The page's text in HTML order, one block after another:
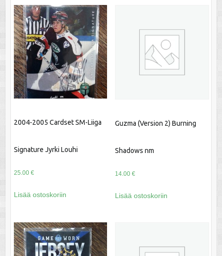
2004-2005 Cardset SM-Liiga
Signature Jyrki Louhi
25.00 €
Lisää ostoskoriin
Guzma (Version 2) Burning
Shadows nm
14.00 €
Lisää ostoskoriin